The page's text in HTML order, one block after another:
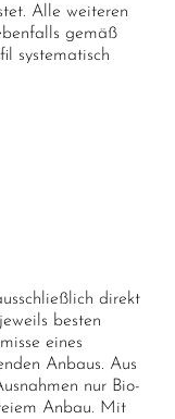
Alle weiteren
gemäß
systematisch
direkt
besten
eines
Anbaus. Aus
nur Bio-
Anbau. Mit